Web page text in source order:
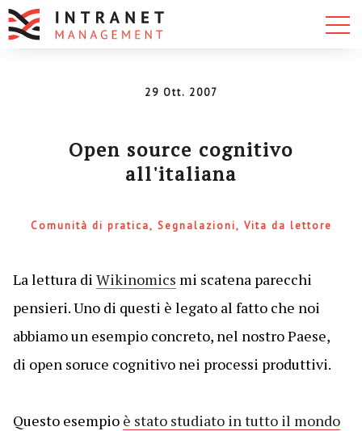
29 Ott. 2007
Open source cognitivo
all'italiana
Comunità di pratica Segnalazioni Vita da lettore
La lettura di Wikinomics mi scatena parecchi
pensieri. Uno di questi è legato al fatto che noi
abbiamo un esempio concreto, nel nostro Paese,
di open soruce cognitivo nei processi produttivi.
Questo esempio è stato studiato in tutto il mondo